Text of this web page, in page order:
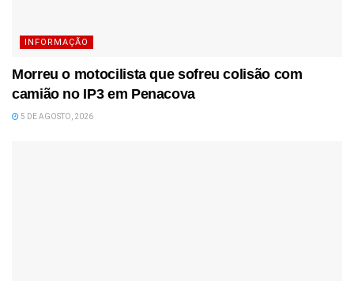
INFORMAÇÃO
Morreu o motocilista que sofreu colisão com
camião no IP3 em Penacova
5 DE AGOSTO, 2026